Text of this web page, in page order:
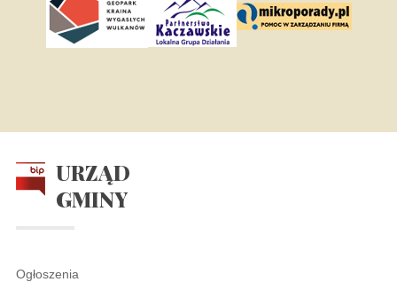
URZĄD
GMINY
Ogłoszenia